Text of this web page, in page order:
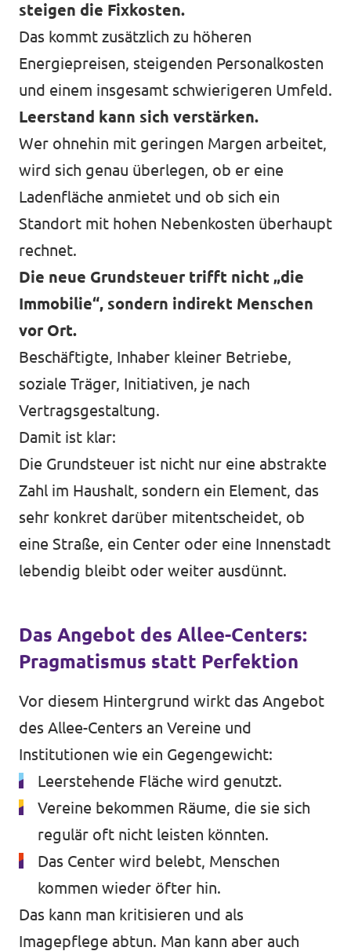
steigen die Fixkosten.
Das kommt zusätzlich zu höheren
Energiepreisen, steigenden Personalkosten
und einem insgesamt schwierigeren Umfeld.
Leerstand kann sich verstärken.
Wer ohnehin mit geringen Margen arbeitet,
wird sich genau überlegen, ob er eine
Ladenfläche anmietet und ob sich ein
Standort mit hohen Nebenkosten überhaupt
rechnet.
Die neue Grundsteuer trifft nicht „die
Immobilie“, sondern indirekt Menschen
vor Ort.
Beschäftigte, Inhaber kleiner Betriebe,
soziale Träger, Initiativen, je nach
Vertragsgestaltung.
Damit ist klar:
Die Grundsteuer ist nicht nur eine abstrakte
Zahl im Haushalt, sondern ein Element, das
sehr konkret darüber mitentscheidet, ob
eine Straße, ein Center oder eine Innenstadt
lebendig bleibt oder weiter ausdünnt.
Das Angebot des Allee-Centers:
Pragmatismus statt Perfektion
Vor diesem Hintergrund wirkt das Angebot
des Allee-Centers an Vereine und
Institutionen wie ein Gegengewicht:
Leerstehende Fläche wird genutzt.
Vereine bekommen Räume, die sie sich
regulär oft nicht leisten könnten.
Das Center wird belebt, Menschen
kommen wieder öfter hin.
Das kann man kritisieren und als
Imagepflege abtun. Man kann aber auch